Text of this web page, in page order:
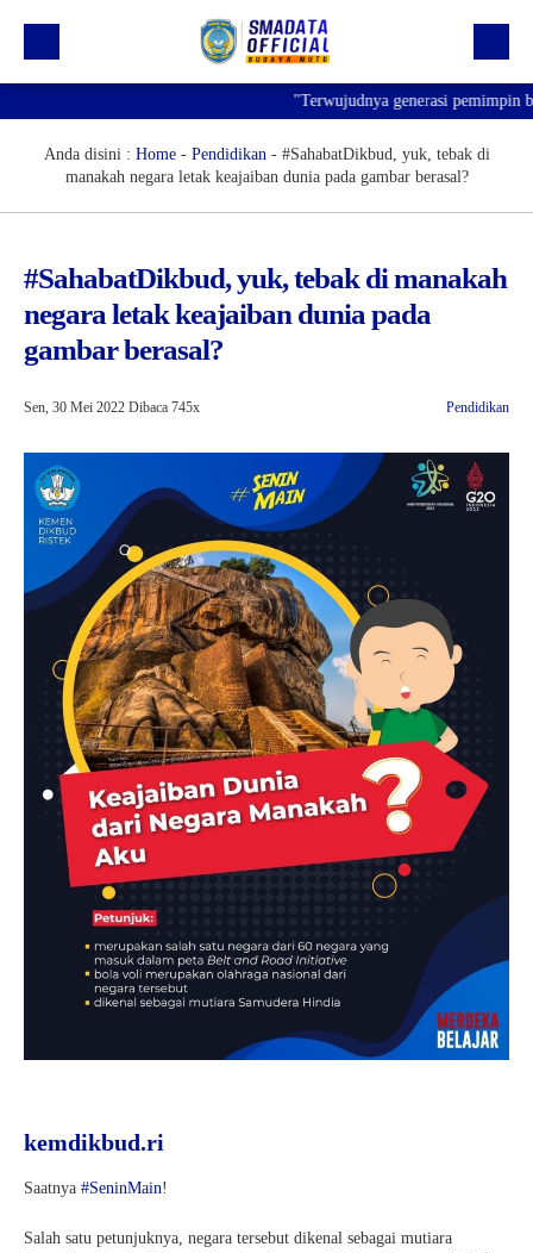
Profil
Informasi
Saluran Resmi WA
"Terwujudnya generasi pemimpin
Anda disini : Home- Pendidikan- #SahabatDikbud, yuk, tebak di
manakah negara letak keajaiban dunia pada gambar berasal?
#SahabatDikbud, yuk, tebak di manakah
negara letak keajaiban dunia pada
gambar berasal?
Sen, 30 Mei 2022 Dibaca 745x Pendidikan
kemdikbud.ri
Saatnya #SeninMain!
Salah satu petunjuknya, negara tersebut dikenal sebagai mutiara